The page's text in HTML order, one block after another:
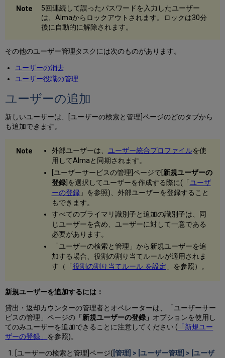
5回連続して誤ったパスワードを入力したユーザー
は、Almaからロックアウトされます。ロックは30分
後に自動的に解除されます。
その他のユーザー管理タスクには次のものがあります。
ユーザーの消去
ユーザー役職の管理
ユーザーの追加
新しいユーザーは、[ユーザーの検索と管理]ページのどのタブから
も追加できます。
外部ユーザーは、 ユーザー統合プロファイルを使
用してAlmaと同期されます。
[ユーザーサービスの管理]ページで[ 新規ユーザーの
登録]を選択してユーザーを作成する際に(「 ユーザ
ーの登録」を参照)、外部ユーザーを登録すること
もできます。
すべてのプライマリ識別子と追加の識別子は、同
じユーザーを含め、ユーザーに対して一意である
必要があります。
「ユーザーの検索と管理」から新規ユーザーを追
加する場合、役割の割り当てルールが適用されま
す（「 役割の割り当てルール を設定 」を参照）。
新規ユーザーを追加するには：
貸出・返却カウンターの管理者とオペレーターは、「ユーザーサー
ビスの管理」ページの 「新規ユーザーの登録」 オプションを使用し
てのみユーザーを追加できることに注意してください ( 「新規ユー
ザーの登録」
を参照)。
[ユーザーの検索と管理]ページ( [管理] > [ユーザー管理] > [ユーザ